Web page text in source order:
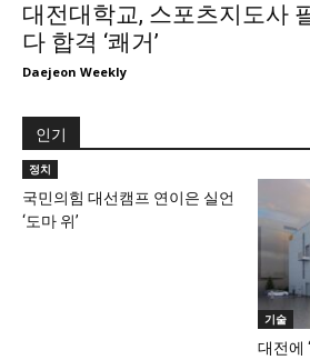
대전대학교, 스포츠지도사
다 합격 ‘쾌거’
Daejeon Weekly
인기
정치
국민의힘 대선캠프 연이은 실언
‘도마 위’
기술
대전에